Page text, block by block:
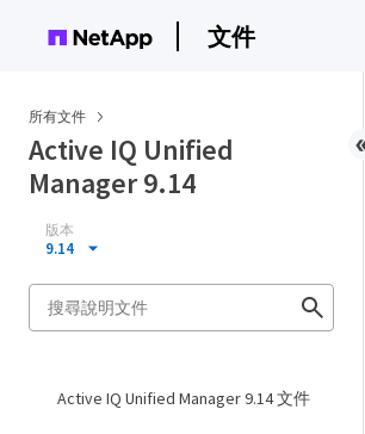
文件
所有文件
Active IQ Unified
Manager 9.14
版本
9.14
Active IQ Unified Manager 9.14 文件